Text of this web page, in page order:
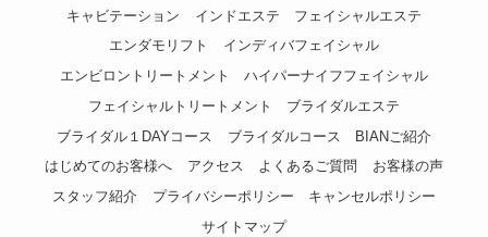
キャビテーション
インドエステ
フェイシャルエステ
エンダモリフト
インディバフェイシャル
エンビロントリートメント
ハイパーナイフフェイシャル
フェイシャルトリートメント
ブライダルエステ
ブライダル１DAYコース
ブライダルコース
BIANご紹介
はじめてのお客様へ
アクセス よくあるご質問
お客様の声
スタッフ紹介
プライバシーポリシー
キャンセルポリシー
サイトマップ